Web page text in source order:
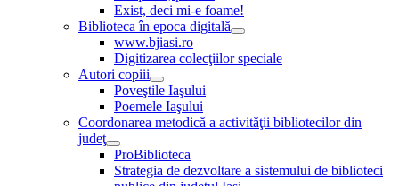
Exist, deci mi-e foame!
Biblioteca în epoca digitală
www.bjiasi.ro
Digitizarea colecţiilor speciale
Autori copiii
Poveştile Iaşului
Poemele Iaşului
Coordonarea metodică a activităţii bibliotecilor din
judeţ
ProBiblioteca
Strategia de dezvoltare a sistemului de biblioteci